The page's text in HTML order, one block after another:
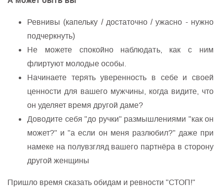
Ревнивы (капельку / достаточно / ужасно - нужно
подчеркнуть)
Не можете спокойно наблюдать, как с ним
флиртуют молодые особы.
Начинаете терять уверенность в себе и своей
ценности для вашего мужчины, когда видите, что
он уделяет время другой даме?
Доводите себя "до ручки" размышлениями "как он
может?" и "а если он меня разлюбил?" даже при
намеке на полувзгляд вашего партнёра в сторону
другой женщины
Пришло время сказать обидам и ревности "СТОП!"